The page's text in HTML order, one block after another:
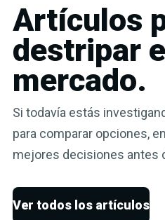
Artículos
destripar
mercado.
Si todavía estás
para comparar opciones,
mejores decisiones antes
Ver todos los artículos